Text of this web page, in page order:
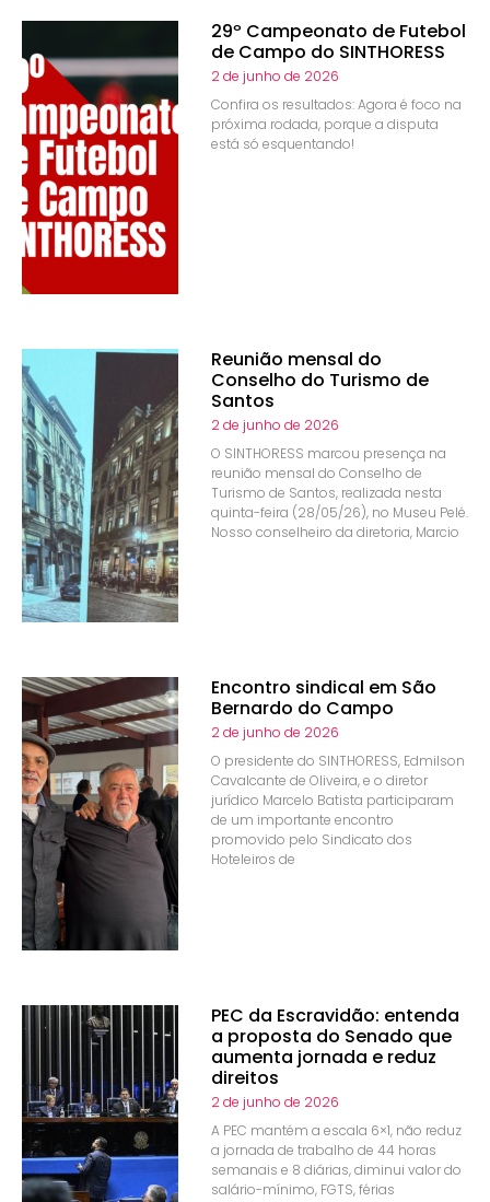
29º Campeonato de Futebol
de Campo do SINTHORESS
2 de junho de 2026
Confira os resultados: Agora é foco na
próxima rodada, porque a disputa
está só esquentando!
Reunião mensal do
Conselho do Turismo de
Santos
2 de junho de 2026
O SINTHORESS marcou presença na
reunião mensal do Conselho de
Turismo de Santos, realizada nesta
quinta-feira (28/05/26), no Museu Pelé.
Nosso conselheiro da diretoria, Marcio
Encontro sindical em São
Bernardo do Campo
2 de junho de 2026
O presidente do SINTHORESS, Edmilson
Cavalcante de Oliveira, e o diretor
jurídico Marcelo Batista participaram
de um importante encontro
promovido pelo Sindicato dos
Hoteleiros de
PEC da Escravidão: entenda
a proposta do Senado que
aumenta jornada e reduz
direitos
2 de junho de 2026
A PEC mantém a escala 6×1, não reduz
a jornada de trabalho de 44 horas
semanais e 8 diárias, diminui valor do
salário-mínimo, FGTS, férias